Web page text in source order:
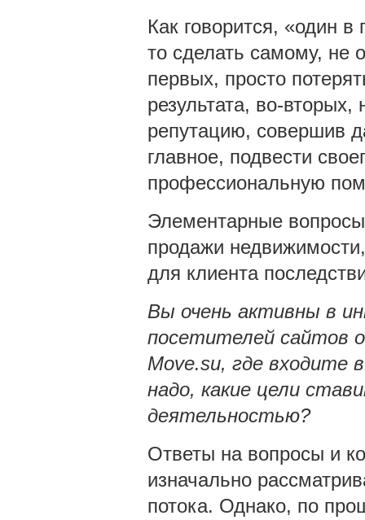
Как говорится, «один
то сделать самому, не
первых, просто
результата, во-
репутацию, совершив
главное, подвести
профессиональную
Элементарные
продажи
для клиента
Вы очень активны в
посетителей сайтов
Move.su, где входите
надо, какие цели
деятельностью?
Ответы на вопросы и
изначально
потока. Однако, по